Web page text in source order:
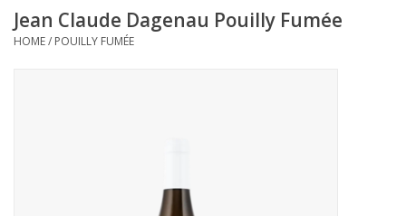
Wijn per kleur/soort
Jean Claude Dagenau Pouilly Fumée
HOME/ POUILLY FUMÉE